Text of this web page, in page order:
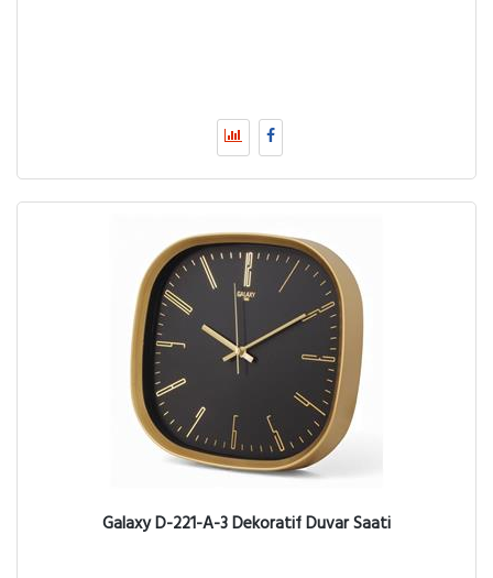
Galaxy D-221-A-3 Dekoratif Duvar Saati